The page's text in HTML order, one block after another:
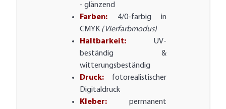
- glänzend
Farben: 4/0-farbig in
CMYK (Vierfarbmodus)
Haltbarkeit: UV-
beständig &
witterungsbeständig
Druck: fotorealistischer
Digitaldruck
Kleber: permanent